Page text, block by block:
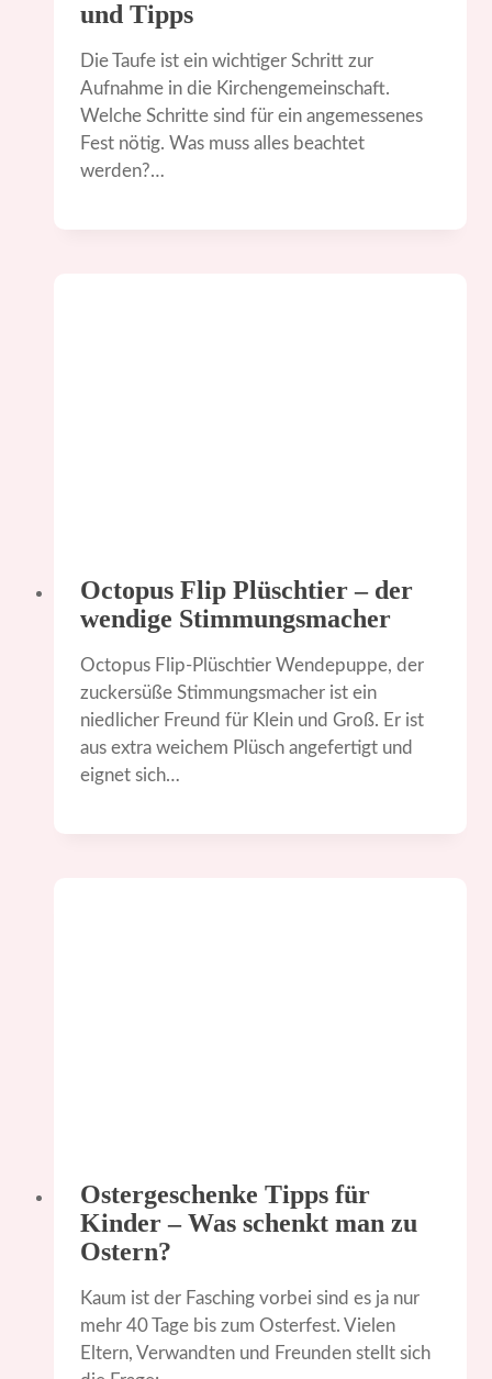
und Tipps
Die Taufe ist ein wichtiger Schritt zur
Aufnahme in die Kirchengemeinschaft.
Welche Schritte sind für ein angemessenes
Fest nötig. Was muss alles beachtet
werden?…
Octopus Flip Plüschtier – der
wendige Stimmungsmacher
Octopus Flip-Plüschtier Wendepuppe, der
zuckersüße Stimmungsmacher ist ein
niedlicher Freund für Klein und Groß. Er ist
aus extra weichem Plüsch angefertigt und
eignet sich…
Ostergeschenke Tipps für
Kinder – Was schenkt man zu
Ostern?
Kaum ist der Fasching vorbei sind es ja nur
mehr 40 Tage bis zum Osterfest. Vielen
Eltern, Verwandten und Freunden stellt sich